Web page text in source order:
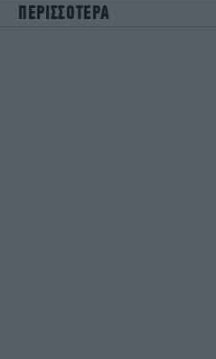
ΠΕΡΙΣΣΟΤΕΡΑ